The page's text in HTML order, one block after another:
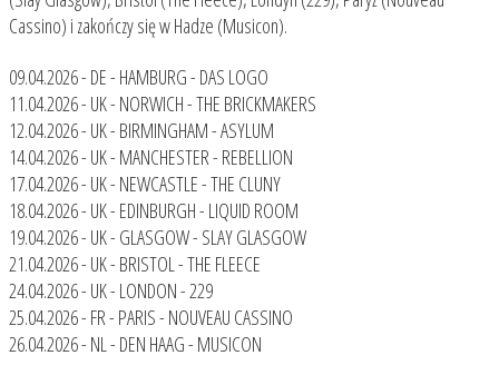
Cassino) i zakończy się w Hadze (Musicon).
09.04.2026 - DE - HAMBURG - DAS LOGO
11.04.2026 - UK - NORWICH - THE BRICKMAKERS
12.04.2026 - UK - BIRMINGHAM - ASYLUM
14.04.2026 - UK - MANCHESTER - REBELLION
17.04.2026 - UK - NEWCASTLE - THE CLUNY
18.04.2026 - UK - EDINBURGH - LIQUID ROOM
19.04.2026 - UK - GLASGOW - SLAY GLASGOW
21.04.2026 - UK - BRISTOL - THE FLEECE
24.04.2026 - UK - LONDON - 229
25.04.2026 - FR - PARIS - NOUVEAU CASSINO
26.04.2026 - NL - DEN HAAG - MUSICON